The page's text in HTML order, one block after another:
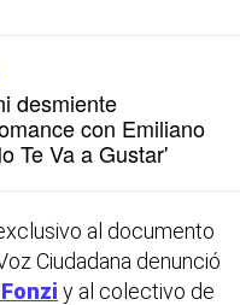
desmiente
con Emiliano
Te Va a Gustar'
al documento
Ciudadana denunció
y al colectivo de